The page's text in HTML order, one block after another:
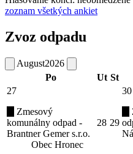
zoznam všetkých ankiet
Zvoz odpadu
August2026
Po
Ut St
27
Zmesový
komunálny odpad -
Brantner Gemer s.r.o.
Obec Hronec
28 29
30